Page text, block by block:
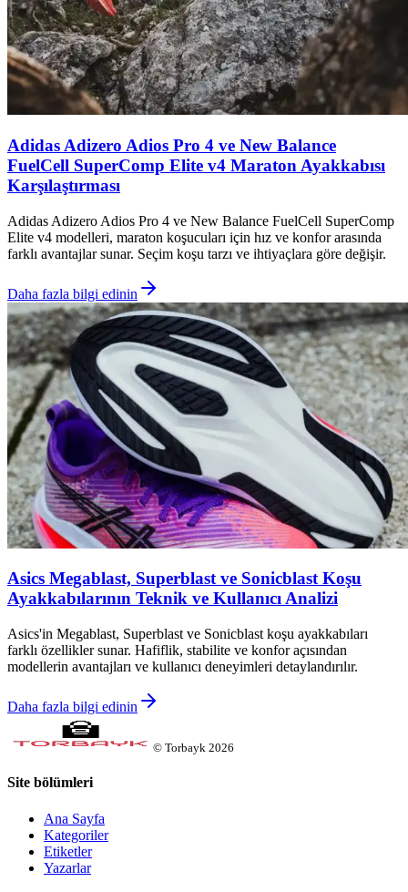
Adidas Adizero Adios Pro 4 ve New Balance
FuelCell SuperComp Elite v4 Maraton Ayakkabısı
Karşılaştırması
Adidas Adizero Adios Pro 4 ve New Balance FuelCell SuperComp
Elite v4 modelleri, maraton koşucuları için hız ve konfor arasında
farklı avantajlar sunar. Seçim koşu tarzı ve ihtiyaçlara göre değişir.
Daha fazla bilgi edinin
Asics Megablast, Superblast ve Sonicblast Koşu
Ayakkabılarının Teknik ve Kullanıcı Analizi
Asics'in Megablast, Superblast ve Sonicblast koşu ayakkabıları
farklı özellikler sunar. Hafiflik, stabilite ve konfor açısından
modellerin avantajları ve kullanıcı deneyimleri detaylandırılır.
Daha fazla bilgi edinin
© Torbayk 2026
Site bölümleri
Ana Sayfa
Kategoriler
Etiketler
Yazarlar